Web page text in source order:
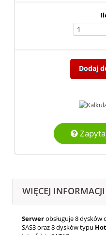
Dodaj
WIĘCEJ INFORMACJI
Serwerobsługuje 8 dysków
SAS3 oraz 8 dysków typu